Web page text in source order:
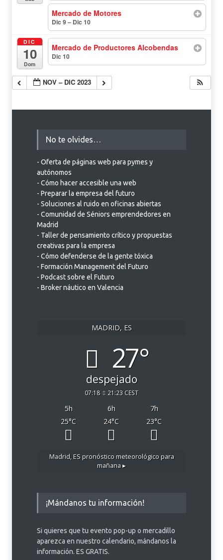
Mercado de Motores
Dic 9 – Dic 10
DIC
10
Dom
Mercado de Productores Alcobendas
Dic 10
NOV – DIC 2023
No te olvides…
- Oferta de páginas web para pymes y
autónomos
- Cómo hacer accesible una web
- Preparar la empresa del futuro
- Soluciones al ruido en oficinas abiertas
- Comunidad de Séniors emprendedores en
Madrid
- Taller de pensamiento crítico y propuestas
creativas para la empresa
- Cómo defenderse de la gente tóxica
- Formación Management del Futuro
- Podcast sobre el Futuro
- Broker náutico en Valencia
MADRID, ES
27°
despejado
07:18 21:23 CEST
5h 6h 7h
25°C 24°C 23°C
Madrid, ESpronóstico meteorológico para
mañana ▸
¡Mándanos tu información!
Si quieres que tu evento pop-up o mercadillo
aparezca en nuestro calendario, mándanos la
información. ES GRATIS.